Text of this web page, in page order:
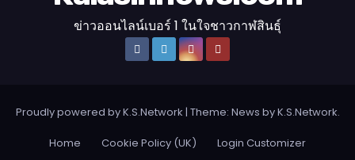
ข่าวออนไลน์เบอร์ 1 ในใจชาวกาฬสินธุ์
Proudly powered by K.S.Network | Theme: News byK.S.Network.
Home Cookie Policy (UK)
Login Customizer